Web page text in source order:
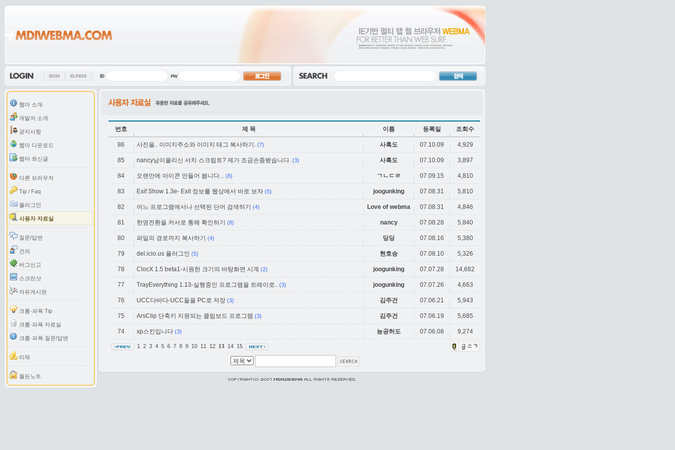
웹마 소개
개발자 소개
공지사항
웹마 다운로드
웹마 최신글
다른 브라우저
Tip / Faq
플러그인
사용자 자료실
질문/답변
건의
버그신고
스크린샷
자유게시판
크롬·파폭 Tip
크롬·파폭 자료실
크롬·파폭 질문/답변
리채
월든노트
번호 제 목 이름 등록일 조회수
86 사진을.. 이미지주소와 이미지 태그 복사하기. (7) 사흑도 07.10.09 4,929
85 nancy님이올리신 서치 스크립트? 제가 조금손좀봤습니다. (3) 사흑도 07.10.09 3,897
84 오랜만에 아이콘 만들어 봅니다... (8) ㄱㄴㄷㄹ 07.09.15 4,810
83 Exif Show 1.3e- Exit 정보를 웹상에서 바로 보자 (5) joogunking 07.08.31 5,810
82 어느 프로그램에서나 선택된 단어 검색하기 (4) Love of webma 07.08.31 4,846
81 한영전환을 커서로 통해 확인하기 (8) nancy 07.08.28 5,840
80 파일의 경로까지 복사하기 (4) 딩딩 07.08.16 5,380
79 del.icio.us 플러그인 (5) 현호승 07.08.10 5,326
78 ClocX 1.5 beta1-시원한 크기의 바탕화면 시계 (2) joogunking 07.07.28 14,682
77 TrayEverything 1.13-실행중인 프로그램을 트레이로.. (3) joogunking 07.07.26 4,663
76 UCC다바다-UCC들을 PC로 저장 (3) 김주건 07.06.21 5,943
75 ArsClip 단축키 지원되는 클립보드 프로그램 (3) 김주건 07.06.19 5,685
74 xp스킨입니다 (3) 능공허도 07.06.08 9,274
1 2 3 4 5 6 7 8 9 10 11 12 13 14 15